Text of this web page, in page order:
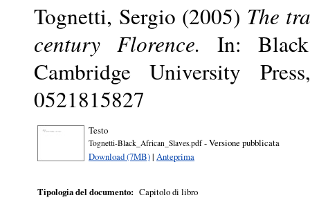
Tognetti, Sergio (2005) The
century Florence. In:
Cambridge University
0521815827
Testo
Tognetti-Black_African_Slaves.pdf- Versione pubblicata
Download (7MB)| Anteprima
Tipologia del documento: Capitolo di libro